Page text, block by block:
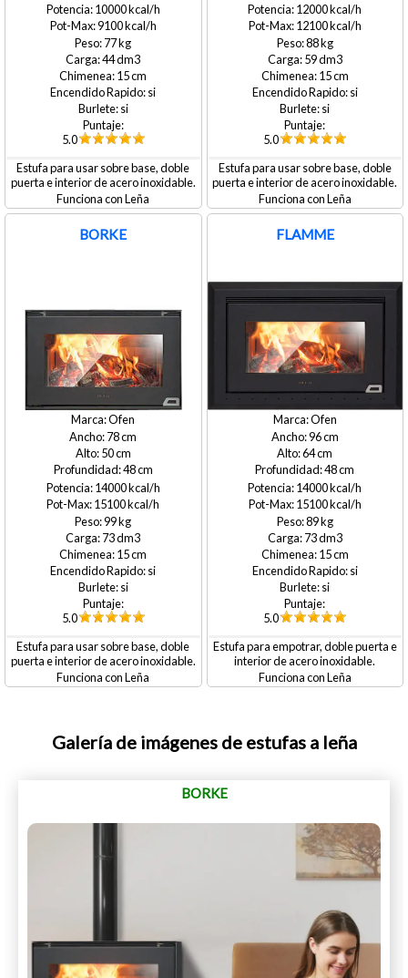
10000
9100
77
44
15
si
si
5.0
Estufa para usar sobre base, doble
puerta e interior de acero inoxidable.
Leña
12000
12100
88
59
15
si
si
5.0
Estufa para usar sobre base, doble
puerta e interior de acero inoxidable.
Leña
BORKE
Ofen
78
50
48
14000
15100
99
73
15
si
si
5.0
Estufa para usar sobre base, doble
puerta e interior de acero inoxidable.
Leña
FLAMME
Ofen
96
64
48
14000
15100
89
73
15
si
si
5.0
Estufa para empotrar, doble puerta e
interior de acero inoxidable.
Leña
Galería de imágenes de estufas a leña
BORKE